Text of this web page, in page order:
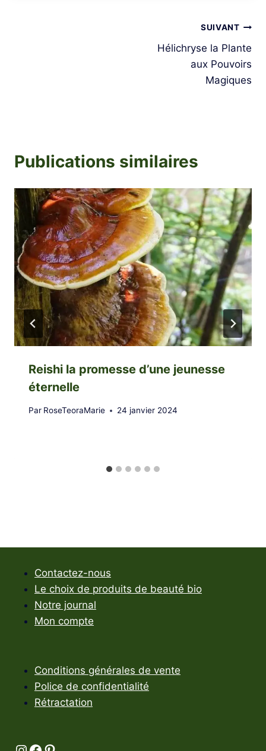
SUIVANT
Hélichryse la Plante
aux Pouvoirs
Magiques
Publications similaires
Reishi la promesse d’une jeunesse
éternelle
Par RoseTeoraMarie 24 janvier 2024
Contactez-nous
Le choix de produits de beauté bio
Notre journal
Mon compte
Conditions générales de vente
Police de confidentialité
Rétractation